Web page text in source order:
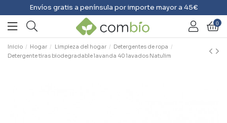
Envíos gratis a península por importe mayor a 45€
0
Inicio Hogar Limpieza del hogar
Detergentes de ropa
Detergente tiras biodegradable lavanda 40 lavados Natulim